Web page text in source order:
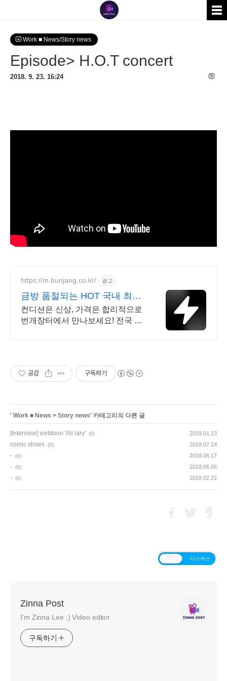
Work ■ News/Story news
Episode> H.O.T concert
2018. 9. 23. 16:24
https://m.bunjang.co.kr/ 광고
금방 품절되는 HOT 국내 최대
브랜드 중고거래
컨디션은 신상, 가격은 합리적으로
번개장터에서 만나보세요! 전국 각
공감 구독하기
' Work ■ News > Story news' 카테고리의 다른 글
[Interview] webtoon 'All iary' (0) 2019.01.13
comic shoes (0) 2018.07.14
- (0) 2018.06.17
- (0) 2018.06.06
- (0) 2018.02.22
티스토리 디스커스
Zinna Post
I'm Zinna Lee :) Video editor.
구독하기